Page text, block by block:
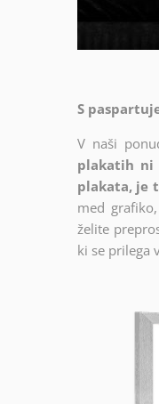
S
V naši
plakatih ni
plakata, je
med
želite
ki se prilega